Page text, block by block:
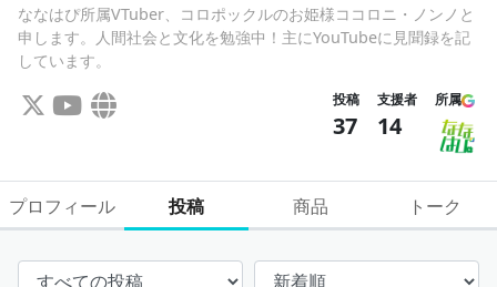
ななはぴ所属VTuber、コロポックルのお姫様ココロニ・ノンノと
申します。人間社会と文化を勉強中！主にYouTubeに見聞録を記
しています。
投稿
37
支援者
14
所属
プロフィール 投稿 商品 トーク